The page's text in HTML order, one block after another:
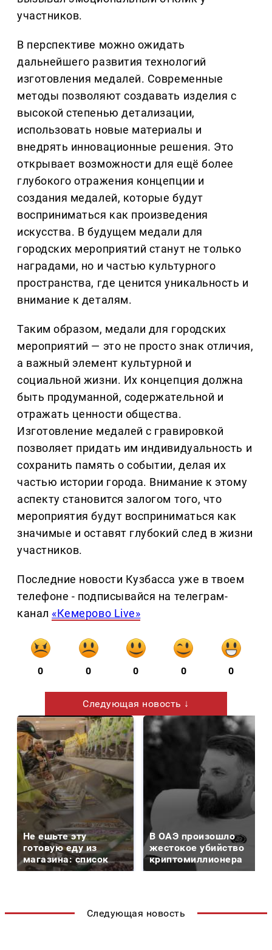
участников.
В перспективе можно ожидать
дальнейшего развития технологий
изготовления медалей. Современные
методы позволяют создавать изделия с
высокой степенью детализации,
использовать новые материалы и
внедрять инновационные решения. Это
открывает возможности для ещё более
глубокого отражения концепции и
создания медалей, которые будут
восприниматься как произведения
искусства. В будущем медали для
городских мероприятий станут не только
наградами, но и частью культурного
пространства, где ценится уникальность и
внимание к деталям.
Таким образом, медали для городских
мероприятий — это не просто знак отличия,
а важный элемент культурной и
социальной жизни. Их концепция должна
быть продуманной, содержательной и
отражать ценности общества.
Изготовление медалей с гравировкой
позволяет придать им индивидуальность и
сохранить память о событии, делая их
частью истории города. Внимание к этому
аспекту становится залогом того, что
мероприятия будут восприниматься как
значимые и оставят глубокий след в жизни
участников.
Последние новости Кузбасса уже в твоем
телефоне - подписывайся на телеграм-
канал «Кемерово Live»
0 0 0 0 0
Следующая новость ↓
Не ешьте эту
готовую еду из
магазина: список
В ОАЭ произошло
жестокое убийство
криптомиллионера
Следующая новость